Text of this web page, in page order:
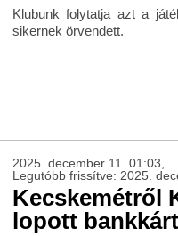
Klubunk folytatja azt a
sikernek örvendett.
2025. december 11. 01:03,
Legutóbb frissítve: 2025.
Kecskemétről
lopott